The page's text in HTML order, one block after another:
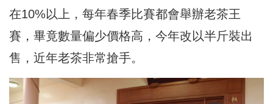
在10%以上，每年春季比賽都會舉辦老茶王
賽，畢竟數量偏少價格高，今年改以半斤裝出
售，近年老茶非常搶手。